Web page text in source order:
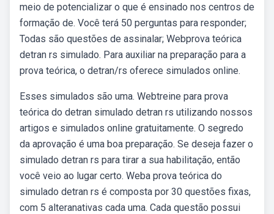
meio de potencializar o que é ensinado nos centros de
formação de. Você terá 50 perguntas para responder;
Todas são questões de assinalar; Webprova teórica
detran rs simulado. Para auxiliar na preparação para a
prova teórica, o detran/rs oferece simulados online.
Esses simulados são uma. Webtreine para prova
teórica do detran simulado detran rs utilizando nossos
artigos e simulados online gratuitamente. O segredo
da aprovação é uma boa preparação. Se deseja fazer o
simulado detran rs para tirar a sua habilitação, então
você veio ao lugar certo. Weba prova teórica do
simulado detran rs é composta por 30 questões fixas,
com 5 alteranativas cada uma. Cada questão possui